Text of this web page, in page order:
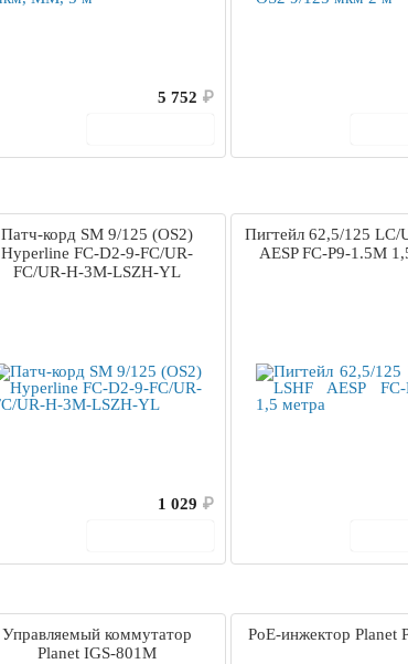
5 752 ₽
Патч-корд SM 9/125 (OS2)
Hyperline FC-D2-9-FC/UR-
FC/UR-H-3M-LSZH-YL
1 029 ₽
Пигтейл 62,5/125 LC/
AESP FC-P9-1.5M
Управляемый коммутатор
Planet IGS-801M
PoE-инжектор Planet